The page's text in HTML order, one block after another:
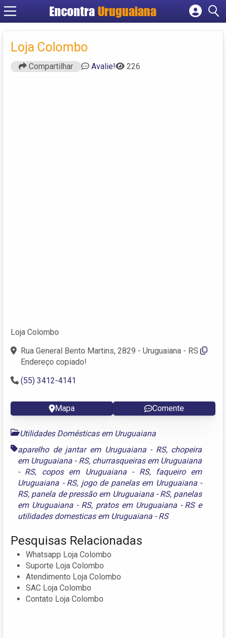
Encontra Uruguaiana
Cadastrar empresa
Loja Colombo
Compartilhar Avalie! 226
Loja Colombo
Rua General Bento Martins, 2829 - Uruguaiana - RS
Endereço copiado!
(55) 3412-4141
Mapa Comente
Utilidades Domésticas em Uruguaiana
aparelho de jantar em Uruguaiana - RS, chopeira
em Uruguaiana - RS, churrasqueiras em Uruguaiana
- RS, copos em Uruguaiana - RS,
faqueiro em
Uruguaiana - RS, jogo de panelas em Uruguaiana -
RS, panela de pressão em Uruguaiana - RS, panelas
em Uruguaiana - RS, pratos em Uruguaiana - RSe
utilidades domesticas em Uruguaiana - RS
Pesquisas Relacionadas
Whatsapp Loja Colombo
Suporte Loja Colombo
Atendimento Loja Colombo
SAC Loja Colombo
Contato Loja Colombo